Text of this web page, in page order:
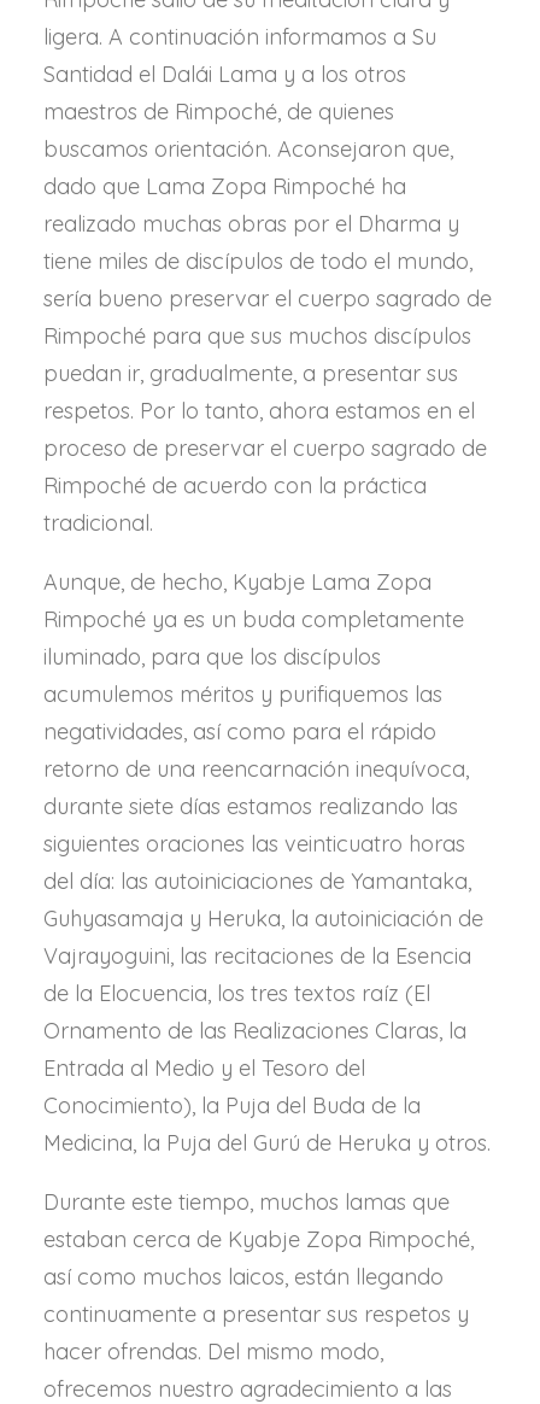
ligera. A continuación informamos a Su
Santidad el Dalái Lama y a los otros
maestros de Rimpoché, de quienes
buscamos orientación. Aconsejaron que,
dado que Lama Zopa Rimpoché ha
realizado muchas obras por el Dharma y
tiene miles de discípulos de todo el mundo,
sería bueno preservar el cuerpo sagrado de
Rimpoché para que sus muchos discípulos
puedan ir, gradualmente, a presentar sus
respetos. Por lo tanto, ahora estamos en el
proceso de preservar el cuerpo sagrado de
Rimpoché de acuerdo con la práctica
tradicional.
Aunque, de hecho, Kyabje Lama Zopa
Rimpoché ya es un buda completamente
iluminado, para que los discípulos
acumulemos méritos y purifiquemos las
negatividades, así como para el rápido
retorno de una reencarnación inequívoca,
durante siete días estamos realizando las
siguientes oraciones las veinticuatro horas
del día: las autoiniciaciones de Yamantaka,
Guhyasamaja y Heruka, la autoiniciación de
Vajrayoguini, las recitaciones de la Esencia
de la Elocuencia, los tres textos raíz (El
Ornamento de las Realizaciones Claras, la
Entrada al Medio y el Tesoro del
Conocimiento), la Puja del Buda de la
Medicina, la Puja del Gurú de Heruka y otros.
Durante este tiempo, muchos lamas que
estaban cerca de Kyabje Zopa Rimpoché,
así como muchos laicos, están llegando
continuamente a presentar sus respetos y
hacer ofrendas. Del mismo modo,
ofrecemos nuestro agradecimiento a las